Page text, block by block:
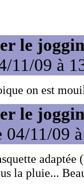
le
11/09 à
on est
le
11/09
adaptée
la pluie...